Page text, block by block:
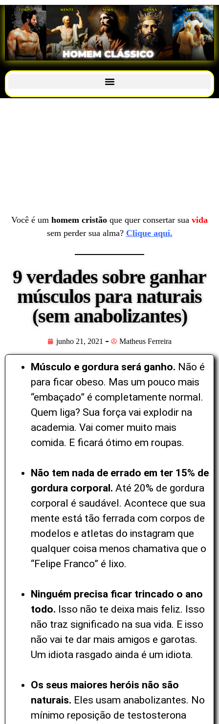
Você é um homem cristão que quer consertar sua vida
sem perder sua alma? Clique aqui.
9 verdades sobre ganhar
músculos para naturais
(sem anabolizantes)
junho 21, 2021 Matheus Ferreira
Músculo e gordura será ganho. Não é
para ficar obeso. Mas um pouco mais
“embaçado” é completamente normal.
Quem liga? Sua força vai explodir na
academia. Vai comer muito mais
comida. E ficará ótimo em roupas.
Não tem nada de errado em ter 15% de
gordura corporal. Até 20% de gordura
corporal é saudável. Acontece que sua
mente está tão ferrada com corpos de
modelos e atletas do instagram que
qualquer coisa menos chamativa que o
“Felipe Franco” é lixo.
Ninguém precisa ficar trincado o ano
todo. Isso não te deixa mais feliz. Isso
não traz significado na sua vida. E isso
não vai te dar mais amigos e garotas.
Um idiota rasgado ainda é um idiota.
Os seus maiores heróis não são
naturais. Eles usam anabolizantes. No
mínimo reposição de testosterona